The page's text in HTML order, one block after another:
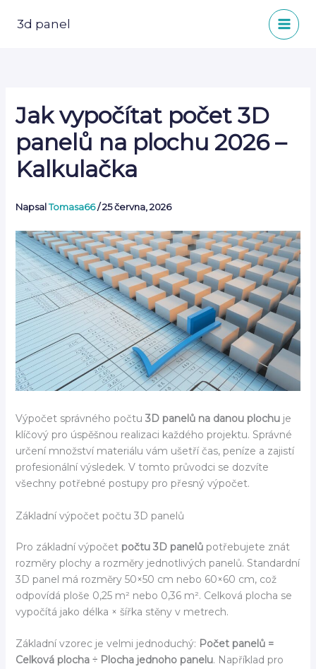
3d panel
Jak vypočítat počet 3D
panelů na plochu 2026 –
Kalkulačka
NapsalTomasa66/25 června, 2026
Výpočet správného počtu 3D panelů na danou plochuje
klíčový pro úspěšnou realizaci každého projektu. Správné
určení množství materiálu vám ušetří čas, peníze a zajistí
profesionální výsledek. V tomto průvodci se dozvíte
všechny potřebné postupy pro přesný výpočet.
Základní výpočet počtu 3D panelů
Pro základní výpočet počtu 3D panelůpotřebujete znát
rozměry plochy a rozměry jednotlivých panelů. Standardní
3D panel má rozměry 50×50 cm nebo 60×60 cm, což
odpovídá ploše 0,25 m² nebo 0,36 m². Celková plocha se
vypočítá jako délka × šířka stěny v metrech.
Základní vzorec je velmi jednoduchý: Počet panelů =
Celková plocha ÷ Plocha jednoho panelu. Například pro